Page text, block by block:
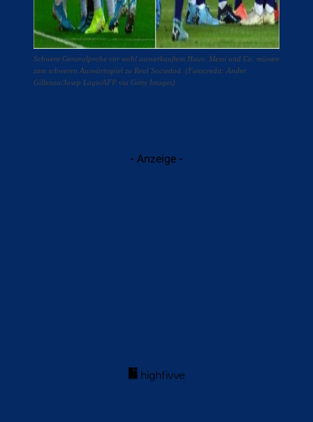
Schwere Generalprobe vor wohl ausverkauftem Haus: Messi und Co. müssen
zum schweren Auswärtsspiel zu Real Sociedad. (Fotocredit: Ander
Gillenea/Josep Lago/AFP via Getty Images)
- Anzeige -